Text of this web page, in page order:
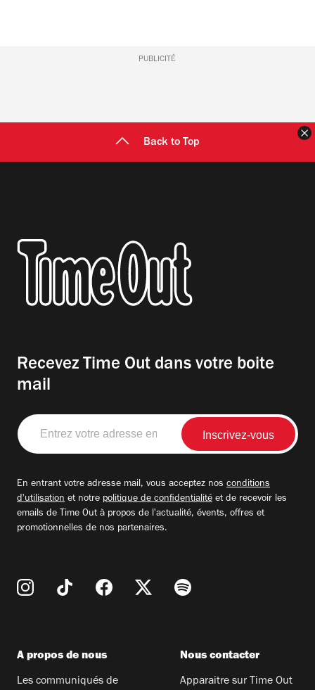
PUBLICITÉ
Back to Top
Recevez Time Out dans votre boite
mail
Entrez
votre
adresse
En entrant votre adresse mail, vous acceptez nos conditions
d'utilisation et notre politique de confidentialité et de recevoir les
emails de Time Out à propos de l'actualité, évents, offres et
promotionnelles de nos partenaires.
A propos de nous
Les communiqués de
Nous contacter
Apparaitre sur Time Out